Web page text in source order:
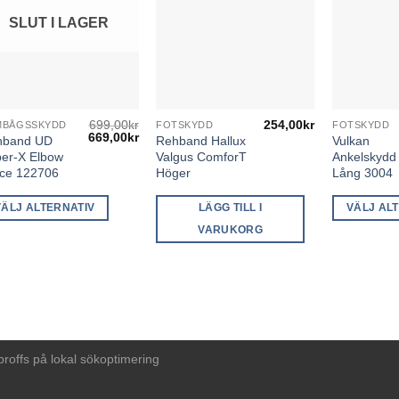
SLUT I LAGER
UD
X Elbow
122706
699,00kr
Det
ursprungliga
669,00krDet
nuvarande
priset
ALTERNATIV
FOTSKYDD
Rehband Hallux
Valgus ComforT
Höger
254,00kr
LÄGG TILL I
VARUKORG
FOTSKYDD
Vulkan
Ankelskydd
Lång 3004
VÄLJ
Den
här
produkten
flera
på lokal sökoptimering